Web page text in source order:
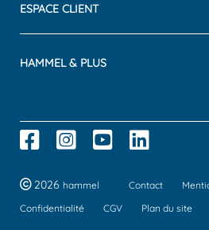
ESPACE CLIENT
HAMMEL & PLUS
2026 hammel Contact
Confidentialité
CGV Plan du site